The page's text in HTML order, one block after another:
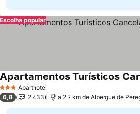
Escolha popular
3 EstrelasAparthotel
6,8 2.433 a 2.7 km de Albergue de